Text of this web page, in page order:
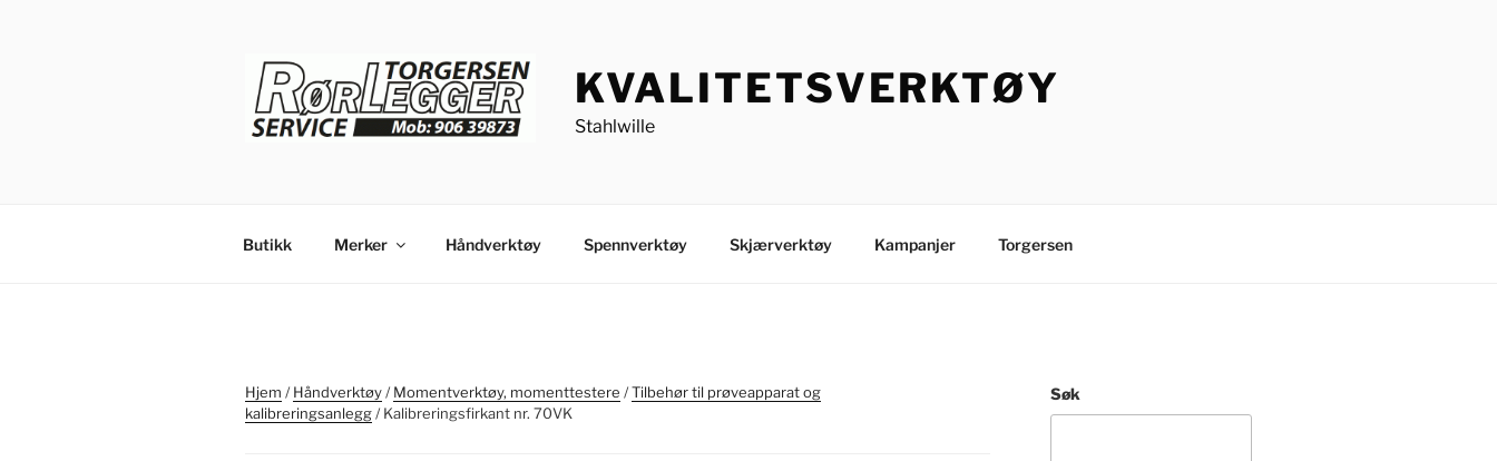
KVALITETSVERKTØY
Stahlwille
Butikk Merker Håndverktøy Spennverktøy Skjærverktøy Kampanjer Torgersen
Hjem /Håndverktøy/Momentverktøy, momenttestere /Tilbehør til prøveapparat og
kalibreringsanlegg/ Kalibreringsfirkant nr. 70VK
Søk